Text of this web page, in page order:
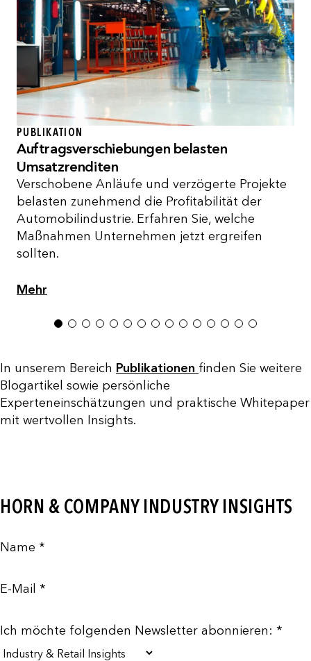
PUBLIKATION
Auftragsverschiebungen belasten
Umsatzrenditen
Verschobene Anläufe und verzögerte Projekte
belasten zunehmend die Profitabilität der
Automobilindustrie. Erfahren Sie, welche
Maßnahmen Unternehmen jetzt ergreifen
sollten.
Mehr
1 2 3 4 5 6 7 8 9 101112131415
In unserem Bereich Publikationen finden Sie weitere
Blogartikel sowie persönliche
Experteneinschätzungen und praktische Whitepaper
mit wertvollen Insights.
HORN & COMPANY INDUSTRY INSIGHTS
Name *
E-Mail *
Ich möchte folgenden Newsletter abonnieren: *